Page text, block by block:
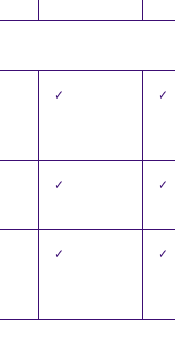
✓ ✓
✓ ✓
✓ ✓